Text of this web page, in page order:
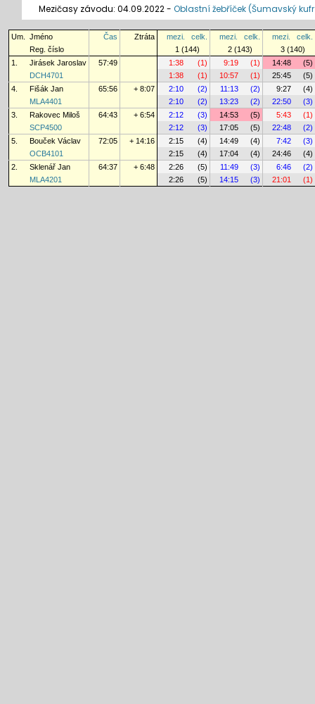
Mezičasy závodu: 04.09.2022 - Oblastní žebříček (Šumavský
Um. Jméno Čas Ztráta mezi. celk. mezi. celk. mezi.
celk.
Reg. číslo
1 (144) 2 (143)
3 (140)
1.
Jirásek Jaroslav 57:49 1:38 (1) 9:19 (1) 14:48
(5)
DCH4701
1:38 (1) 10:57 (1) 25:45
(5)
4.
Fišák Jan 65:56 + 8:07 2:10 (2) 11:13 (2) 9:27
(4)
MLA4401
2:10 (2) 13:23 (2) 22:50
(3)
3.
Rakovec Miloš 64:43 + 6:54 2:12 (3) 14:53 (5) 5:43
(1)
SCP4500
2:12 (3) 17:05 (5) 22:48
(2)
5.
Bouček Václav 72:05 + 14:16 2:15 (4) 14:49 (4) 7:42
(3)
OCB4101
2:15 (4) 17:04 (4) 24:46
(4)
2.
Sklenář Jan 64:37 + 6:48 2:26 (5) 11:49 (3) 6:46
(2)
MLA4201
2:26 (5) 14:15 (3) 21:01 (1)